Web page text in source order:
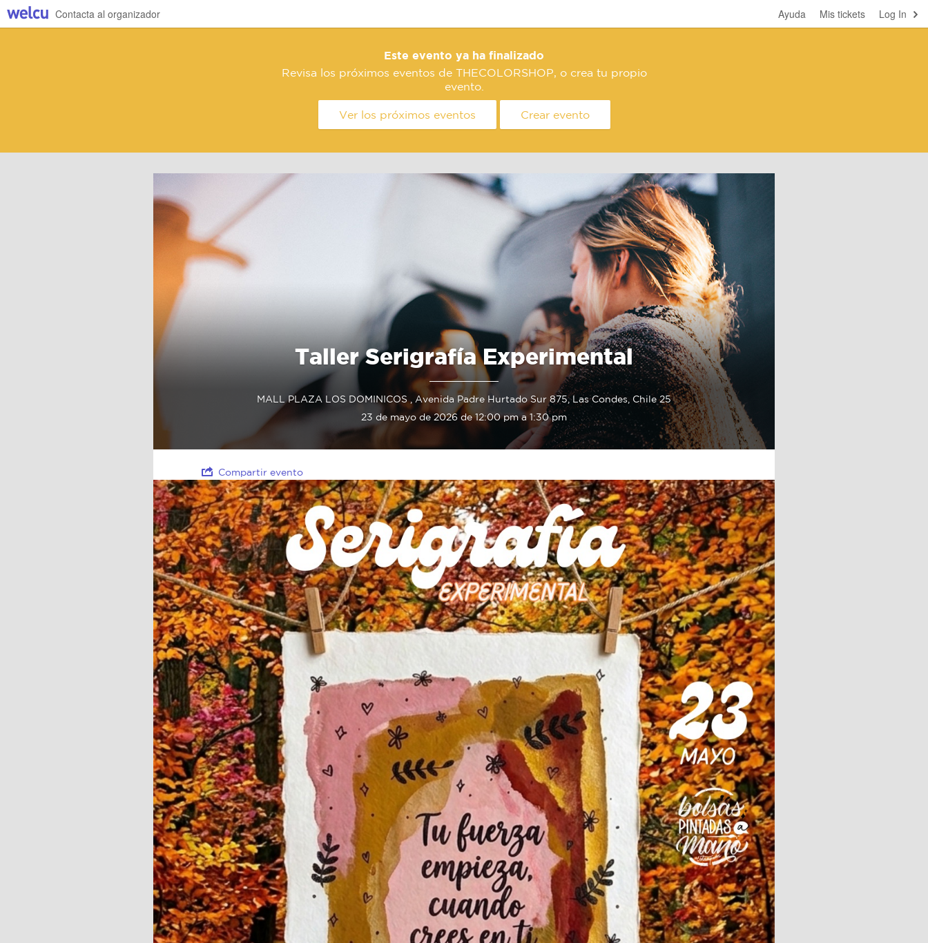
Log In
Mis tickets
Ayuda
Contacta al organizador
Este evento ya ha finalizado
Revisa los próximos eventos de THECOLORSHOP, o crea tu propio
evento.
Ver los próximos eventos Crear evento
Taller Serigrafía Experimental
MALL PLAZA LOS DOMINICOS , Avenida Padre Hurtado Sur 875, Las Condes, Chile 25
23 de mayo de 2026 de 12:00 pm a 1:30 pm
Compartir evento